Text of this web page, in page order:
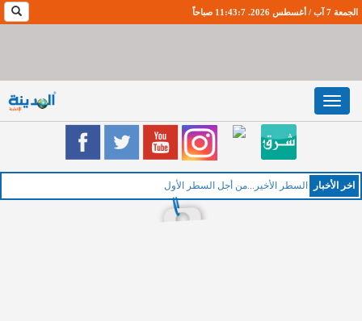
الجمعة 7 آب / أغسطس 2026. 11:43:7 صباحاً
Toggle
navigation
اخر اﻷخبار الخمي